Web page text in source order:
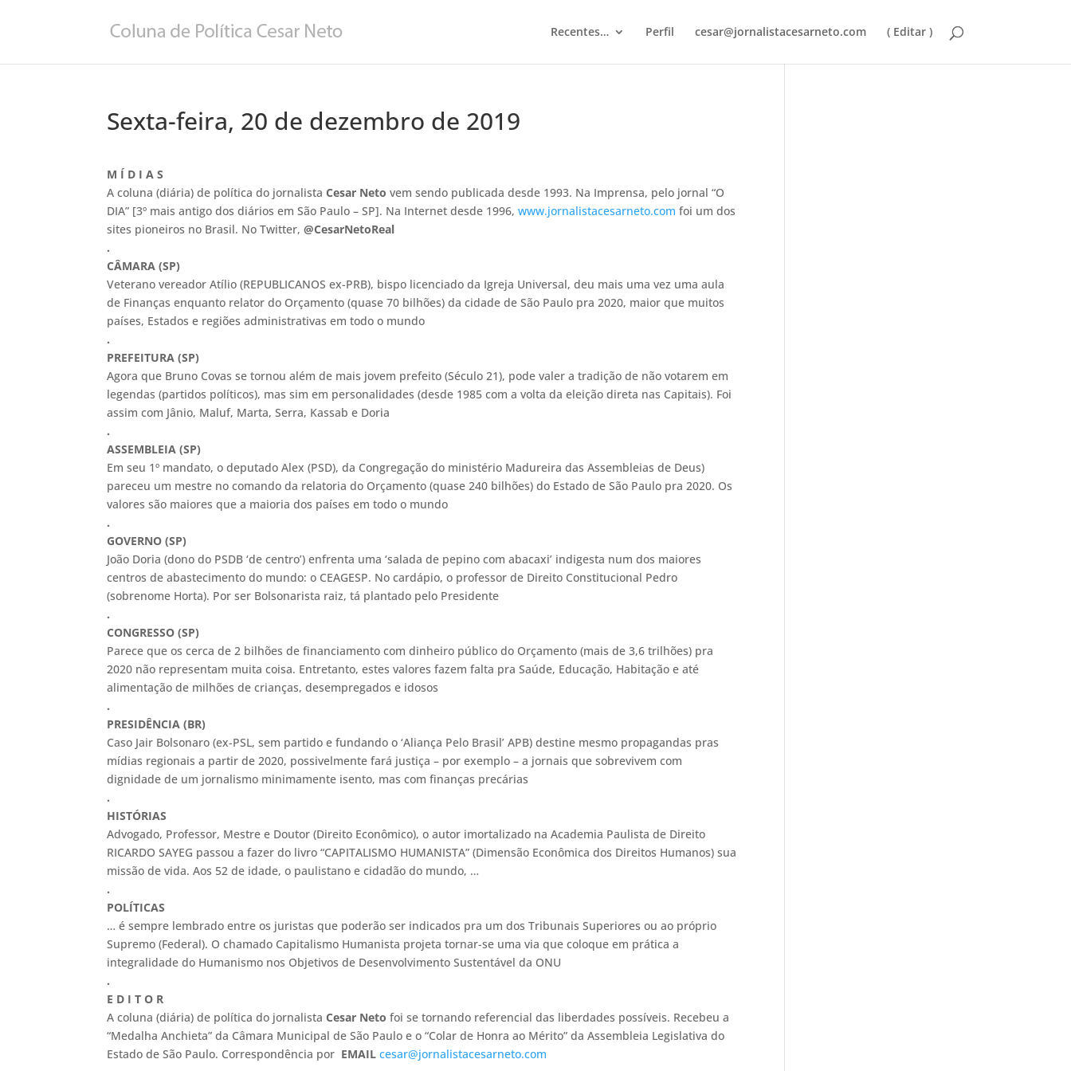
Recentes… Perfil cesar@jornalistacesarneto.com ( Editar )
Sexta-feira, 20 de dezembro de 2019
M Í D I A S
A coluna (diária) de política do jornalistaCesar Neto vem sendo publicada desde 1993. Na Imprensa, pelo jornal “O
DIA” [3º mais antigo dos diários em São Paulo – SP]. Na Internet desde 1996,www.jornalistacesarneto.com foi um dos
sites pioneiros no Brasil. No Twitter,@CesarNetoReal
.
CÂMARA (SP)
Veterano vereador Atílio (REPUBLICANOS ex-PRB), bispo licenciado da Igreja Universal, deu mais uma vez uma aula
de Finanças enquanto relator do Orçamento (quase 70 bilhões) da cidade de São Paulo pra 2020, maior que muitos
países, Estados e regiões administrativas em todo o mundo
.
PREFEITURA (SP)
Agora que Bruno Covas se tornou além de mais jovem prefeito (Século 21), pode valer a tradição de não votarem em
legendas (partidos políticos), mas sim em personalidades (desde 1985 com a volta da eleição direta nas Capitais). Foi
assim com Jânio, Maluf, Marta, Serra, Kassab e Doria
.
ASSEMBLEIA (SP)
Em seu 1º mandato, o deputado Alex (PSD), da Congregação do ministério Madureira das Assembleias de Deus)
pareceu um mestre no comando da relatoria do Orçamento (quase 240 bilhões) do Estado de São Paulo pra 2020. Os
valores são maiores que a maioria dos países em todo o mundo
.
GOVERNO (SP)
João Doria (dono do PSDB ‘de centro’) enfrenta uma ‘salada de pepino com abacaxi’ indigesta num dos maiores
centros de abastecimento do mundo: o CEAGESP. No cardápio, o professor de Direito Constitucional Pedro
(sobrenome Horta). Por ser Bolsonarista raiz, tá plantado pelo Presidente
.
CONGRESSO (SP)
Parece que os cerca de 2 bilhões de financiamento com dinheiro público do Orçamento (mais de 3,6 trilhões) pra
2020 não representam muita coisa. Entretanto, estes valores fazem falta pra Saúde, Educação, Habitação e até
alimentação de milhões de crianças, desempregados e idosos
.
PRESIDÊNCIA (BR)
Caso Jair Bolsonaro (ex-PSL, sem partido e fundando o ‘Aliança Pelo Brasil’ APB) destine mesmo propagandas pras
mídias regionais a partir de 2020, possivelmente fará justiça – por exemplo – a jornais que sobrevivem com
dignidade de um jornalismo minimamente isento, mas com finanças precárias
.
HISTÓRIAS
Advogado, Professor, Mestre e Doutor (Direito Econômico), o autor imortalizado na Academia Paulista de Direito
RICARDO SAYEG passou a fazer do livro “CAPITALISMO HUMANISTA” (Dimensão Econômica dos Direitos Humanos) sua
missão de vida. Aos 52 de idade, o paulistano e cidadão do mundo, …
.
POLÍTICAS
… é sempre lembrado entre os juristas que poderão ser indicados pra um dos Tribunais Superiores ou ao próprio
Supremo (Federal). O chamado Capitalismo Humanista projeta tornar-se uma via que coloque em prática a
integralidade do Humanismo nos Objetivos de Desenvolvimento Sustentável da ONU
.
E D I T O R
A coluna (diária) de política do jornalistaCesar Neto foi se tornando referencial das liberdades possíveis. Recebeu a
“Medalha Anchieta” da Câmara Municipal de São Paulo e o “Colar de Honra ao Mérito” da Assembleia Legislativa do
Estado de São Paulo. Correspondência por EMAIL cesar@jornalistacesarneto.com